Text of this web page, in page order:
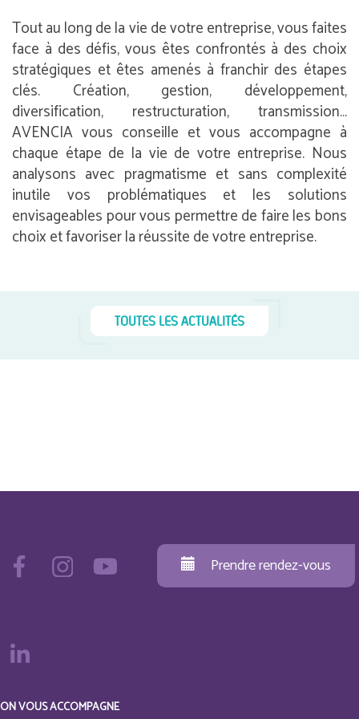
Tout au long de la vie de votre entreprise, vous faites
face à des défis, vous êtes confrontés à des choix
stratégiques et êtes amenés à franchir des étapes
clés. Création, gestion, développement,
diversification, restructuration, transmission…
AVENCIA vous conseille et vous accompagne à
chaque étape de la vie de votre entreprise. Nous
analysons avec pragmatisme et sans complexité
inutile vos problématiques et les solutions
envisageables pour vous permettre de faire les bons
choix et favoriser la réussite de votre entreprise.
TOUTES LES ACTUALITÉS
Prendre rendez-vous
ON VOUS ACCOMPAGNE